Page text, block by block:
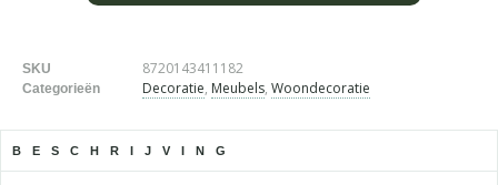
SKU 8720143411182
Categorieën Decoratie, Meubels, Woondecoratie
BESCHRIJVING